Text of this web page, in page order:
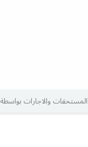
والاجارات بواسطة